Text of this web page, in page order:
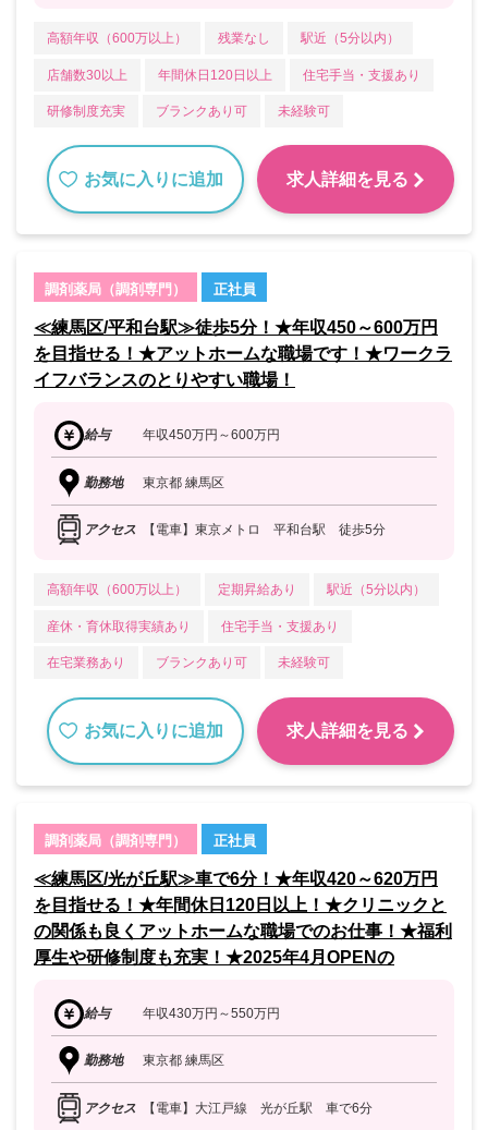
高額年収（600万以上） 残業なし 駅近（5分以内）
店舗数30以上 年間休日120日以上 住宅手当・支援あり
研修制度充実 ブランクあり可 未経験可
お気に入りに追加 求人詳細を見る
調剤薬局（調剤専門） 正社員
≪練馬区/平和台駅≫徒歩5分！★年収450～600万円
を目指せる！★アットホームな職場です！★ワークラ
イフバランスのとりやすい職場！
給与 年収450万円～600万円
勤務地 東京都 練馬区
アクセス 【電車】東京メトロ 平和台駅 徒歩5分
高額年収（600万以上） 定期昇給あり 駅近（5分以内）
産休・育休取得実績あり 住宅手当・支援あり
在宅業務あり ブランクあり可 未経験可
お気に入りに追加 求人詳細を見る
調剤薬局（調剤専門） 正社員
≪練馬区/光が丘駅≫車で6分！★年収420～620万円
を目指せる！★年間休日120日以上！★クリニックと
の関係も良くアットホームな職場でのお仕事！★福利
厚生や研修制度も充実！★2025年4月OPENの
給与 年収430万円～550万円
勤務地 東京都 練馬区
アクセス 【電車】大江戸線 光が丘駅 車で6分